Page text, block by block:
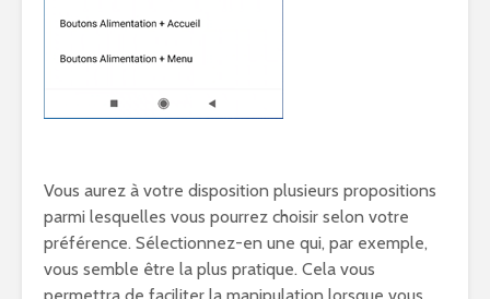
Vous aurez à votre disposition plusieurs propositions
parmi lesquelles vous pourrez choisir selon votre
préférence. Sélectionnez-en une qui, par exemple,
vous semble être la plus pratique. Cela vous